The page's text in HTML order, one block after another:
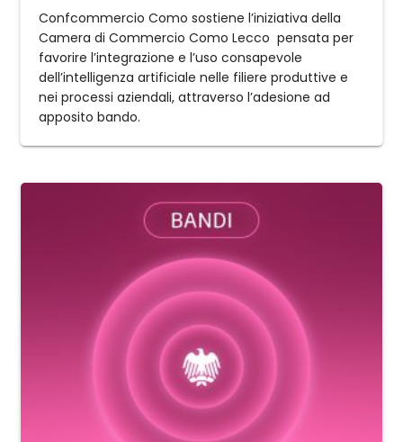
Confcommercio Como sostiene l’iniziativa della
Camera di Commercio Como Lecco pensata per
favorire l’integrazione e l’uso consapevole
dell’intelligenza artificiale nelle filiere produttive e
nei processi aziendali, attraverso l’adesione ad
apposito bando.